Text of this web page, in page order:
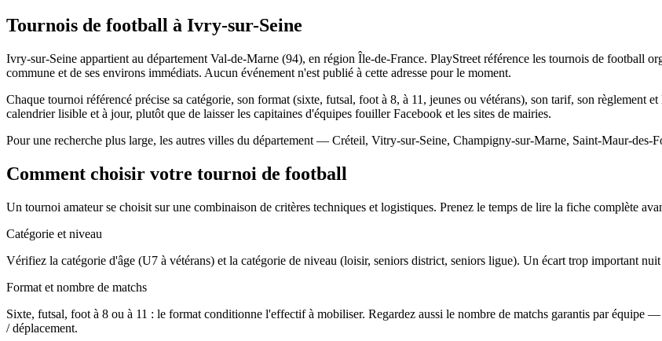
Tournois de football à Ivry-sur-Seine
Ivry-sur-Seine appartient au département Val-de-Marne (94), en région Île-de-France. PlayStreet référence les tournois de football
commune et de ses environs immédiats. Aucun événement n'est publié à cette adresse pour le moment.
Chaque tournoi référencé précise sa catégorie, son format (sixte, futsal, foot à 8, à 11, jeunes ou vétérans), son tarif, son règlement
calendrier lisible et à jour, plutôt que de laisser les capitaines d'équipes fouiller Facebook et les sites de mairies.
Pour une recherche plus large, les autres villes du département — Créteil, Vitry-sur-Seine, Champigny-sur-Marne, Saint-Maur-des-
Comment choisir votre tournoi de football
Un tournoi amateur se choisit sur une combinaison de critères techniques et logistiques. Prenez le temps de lire la fiche complète
Catégorie et niveau
Vérifiez la catégorie d'âge (U7 à vétérans) et la catégorie de niveau (loisir, seniors district, seniors ligue). Un écart trop important
Format et nombre de matchs
Sixte, futsal, foot à 8 ou à 11 : le format conditionne l'effectif à mobiliser. Regardez aussi le nombre de matchs garantis par équipe
/ déplacement.